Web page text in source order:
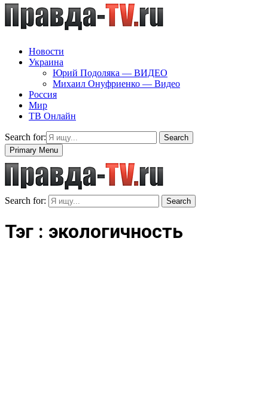
Новости
Украина
Юрий Подоляка — ВИДЕО
Михаил Онуфриенко — Видео
Россия
Мир
ТВ Онлайн
Search for:
Search
Primary Menu
Search for: Search
Тэг : экологичность